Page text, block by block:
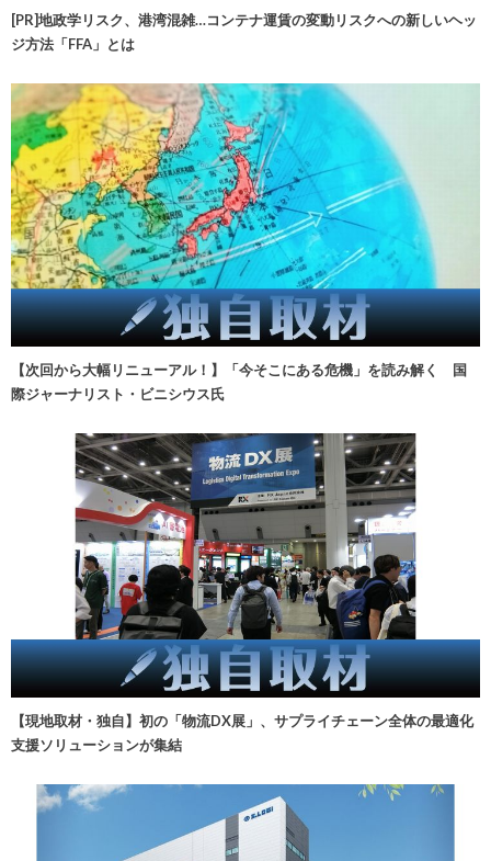
[PR]地政学リスク、港湾混雑…コンテナ運賃の変動リスクへの新しいヘッ
ジ方法「FFA」とは
【次回から大幅リニューアル！】「今そこにある危機」を読み解く 国
際ジャーナリスト・ビニシウス氏
【現地取材・独自】初の「物流DX展」、サプライチェーン全体の最適化
支援ソリューションが集結